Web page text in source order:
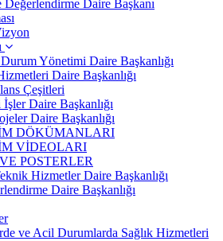
Değerlendirme Daire Başkanı
Yönetimi Daire Başkanlığı
Daire Başkanlığı
Çeşitleri
Daire Başkanlığı
Daire Başkanlığı
DÖKÜMANLARI
VİDEOLARI
POSTERLER
Hizmetler Daire Başkanlığı
Daire Başkanlığı
ve Acil Durumlarda Sağlık Hizmetleri